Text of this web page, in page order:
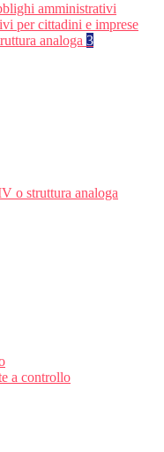
amministrativi
per cittadini e imprese
analoga 3
o struttura analoga
a controllo